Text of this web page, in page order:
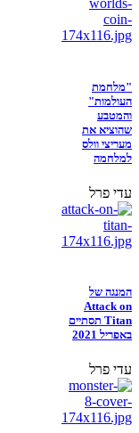
"מלחמת
העולמות"
והמטבע
שהוציא את
מעריצי וולס
למלחמה
עדי פרל
המנגה של
Attack on
Titan תסתיים
באפריל 2021
עדי פרל